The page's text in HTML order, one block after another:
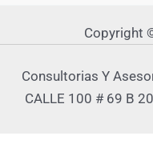
Copyright
Consultorias Y
CALLE 100 # 69 B